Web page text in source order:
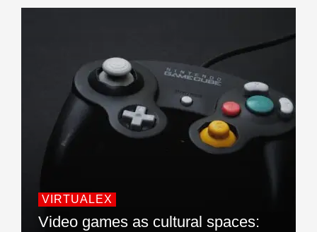
VIRTUALEX
Video games as cultural spaces: